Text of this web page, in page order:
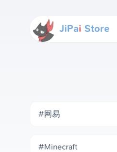
JiPai Store
#网易
#Minecraft